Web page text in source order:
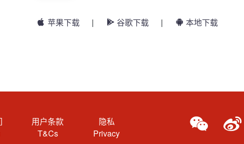
苹果下载 | 谷歌下载 | 本地下载
用户条款
T&Cs
隐私
Privacy